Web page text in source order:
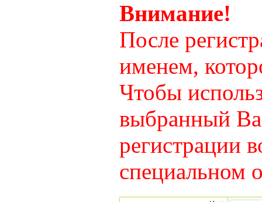
Внимание!
После
именем,
Чтобы
выбранный
регистрации
специальном